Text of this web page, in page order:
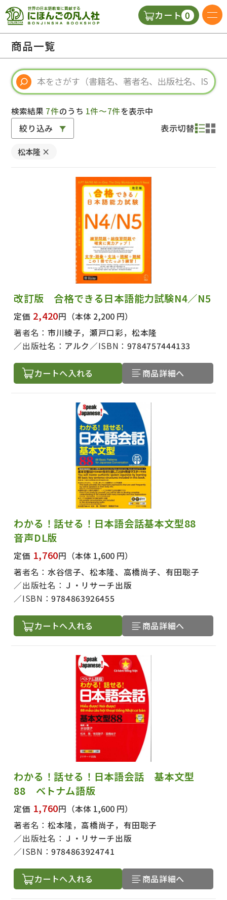
カート 0
視聴覚・補助教材
教師用参考書
商品一覧
検索結果 7件のうち 1件～7件を表示中
絞り込み 表示切替
松本隆 ×
改訂版 合格できる日本語能力試験N4／N5
定価 2,420円 （本体 2,200 円）
著者名： 市川綾子，瀬戸口彩，松本隆
出版社名： アルク ISBN： 9784757444133
カートへ入れる 商品詳細へ
わかる！話せる！日本語会話基本文型88
音声DL版
定価 1,760円 （本体 1,600 円）
著者名： 水谷信子、松本隆、高橋尚子、有田聡子
出版社名： Ｊ・リサーチ出版
ISBN：9784863926455
カートへ入れる 商品詳細へ
わかる！話せる！日本語会話 基本文型
88 ベトナム語版
定価 1,760円 （本体 1,600 円）
著者名： 松本隆，高橋尚子，有田聡子
出版社名： Ｊ・リサーチ出版
ISBN：9784863924741
カートへ入れる 商品詳細へ